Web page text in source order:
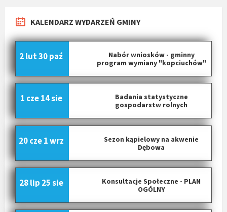
KALENDARZ WYDARZEŃ GMINY
Nabór wniosków - gminny
program wymiany "kopciuchów"
2 lut30 paź
Badania statystyczne
gospodarstw rolnych
1 cze 14 sie
Sezon kąpielowy na akwenie
Dębowa
20 cze 1 wrz
Konsultacje Społeczne - PLAN
OGÓLNY
28 lip 25 sie